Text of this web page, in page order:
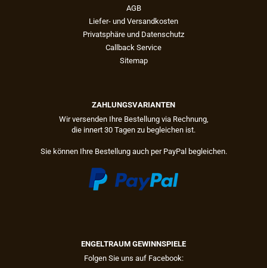
AGB
Liefer- und Versandkosten
Privatsphäre und Datenschutz
Callback Service
Sitemap
ZAHLUNGSVARIANTEN
Wir versenden Ihre Bestellung via Rechnung,
die innert 30 Tagen zu begleichen ist.
Sie können Ihre Bestellung auch per PayPal begleichen.
ENGELTRAUM GEWINNSPIELE
Folgen Sie uns auf Facebook: